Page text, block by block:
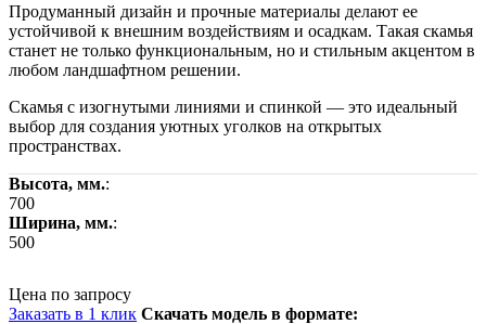
Продуманный дизайн и прочные материалы делают ее
устойчивой к внешним воздействиям и осадкам. Такая скамья
станет не только функциональным, но и стильным акцентом в
любом ландшафтном решении.
Скамья с изогнутыми линиями и спинкой — это идеальный
выбор для создания уютных уголков на открытых
пространствах.
Высота, мм.:
700
Ширина, мм.:
500
Цена по запросу
Заказать в 1 клик Скачать модель в формате: